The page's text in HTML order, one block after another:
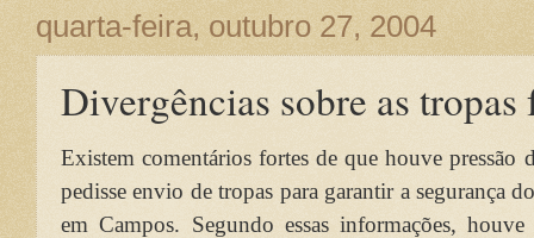
quarta-feira, outubro 27, 2004
Divergências sobre as tropas
Existem comentários fortes de que houve pressão
pedisse envio de tropas para garantir a segurança
em Campos. Segundo essas informações,